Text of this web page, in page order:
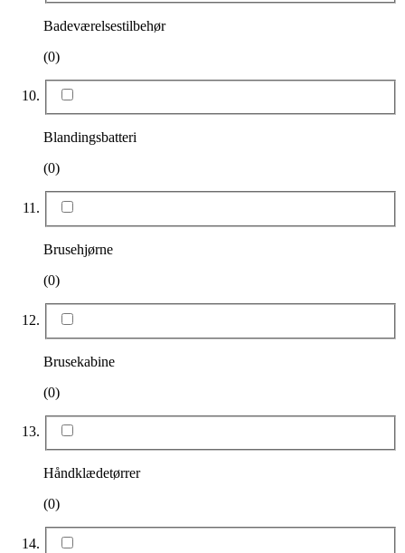
Badeværelsestilbehør
(0)
Blandingsbatteri
(0)
Brusehjørne
(0)
Brusekabine
(0)
Håndklædetørrer
(0)